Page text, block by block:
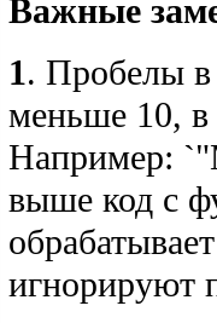
Важные
1. Пробелы в
меньше 10, в
Например:
выше код с
игнорируют